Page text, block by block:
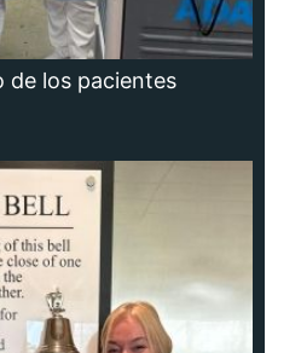
de los pacientes